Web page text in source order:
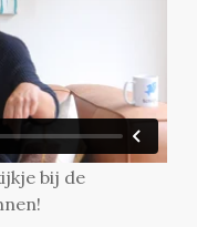
bij de